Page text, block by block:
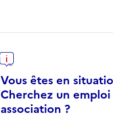
Vous êtes en
Cherchez un emploi
association ?